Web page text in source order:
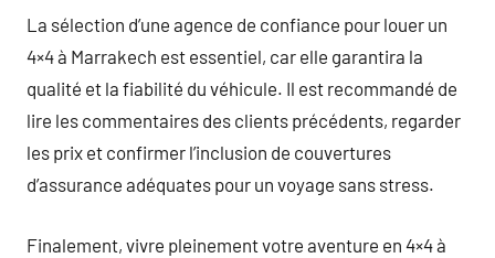
La sélection d’une agence de confiance pour louer un
4×4 à Marrakech est essentiel, car elle garantira la
qualité et la fiabilité du véhicule. Il est recommandé de
lire les commentaires des clients précédents, regarder
les prix et confirmer l’inclusion de couvertures
d’assurance adéquates pour un voyage sans stress.
Finalement, vivre pleinement votre aventure en 4×4 à